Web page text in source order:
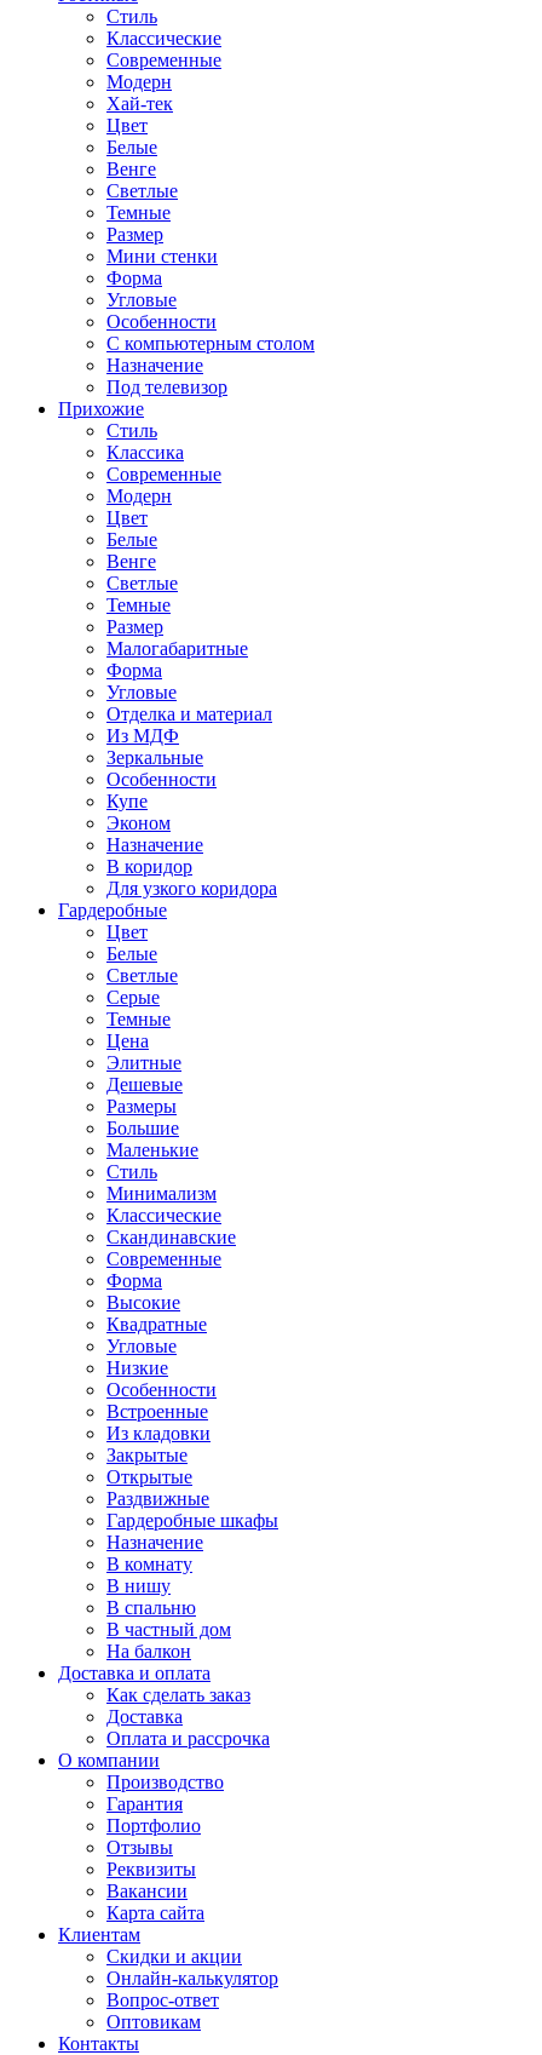
Стиль
Классические
Современные
Модерн
Хай-тек
Цвет
Белые
Венге
Светлые
Темные
Размер
Мини стенки
Форма
Угловые
Особенности
С компьютерным столом
Назначение
Под телевизор
Прихожие
Стиль
Классика
Современные
Модерн
Цвет
Белые
Венге
Светлые
Темные
Размер
Малогабаритные
Форма
Угловые
Отделка и материал
Из МДФ
Зеркальные
Особенности
Купе
Эконом
Назначение
В коридор
Для узкого коридора
Гардеробные
Цвет
Белые
Светлые
Серые
Темные
Цена
Элитные
Дешевые
Размеры
Большие
Маленькие
Стиль
Минимализм
Классические
Скандинавские
Современные
Форма
Высокие
Квадратные
Угловые
Низкие
Особенности
Встроенные
Из кладовки
Закрытые
Открытые
Раздвижные
Гардеробные шкафы
Назначение
В комнату
В нишу
В спальню
В частный дом
На балкон
Доставка и оплата
Как сделать заказ
Доставка
Оплата и рассрочка
О компании
Производство
Гарантия
Портфолио
Отзывы
Реквизиты
Вакансии
Карта сайта
Клиентам
Скидки и акции
Онлайн-калькулятор
Вопрос-ответ
Оптовикам
Контакты